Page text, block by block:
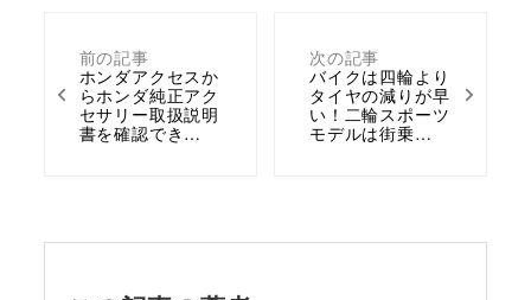
前の記事
ホンダアクセスか
らホンダ純正アク
セサリー取扱説明
書を確認でき…
次の記事
バイクは四輪より
タイヤの減りが早
い！二輪スポーツ
モデルは街乗…